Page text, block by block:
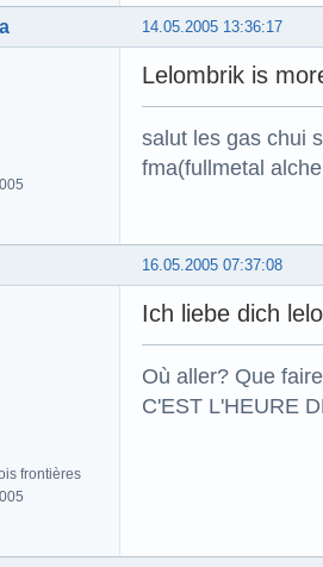
14.05.2005 13:36:17
Lelombrik is
salut les gas chui
fma(fullmetal
16.05.2005 07:37:08
frontières
Ich liebe dich
Où aller? Que
C'EST L'HEURE